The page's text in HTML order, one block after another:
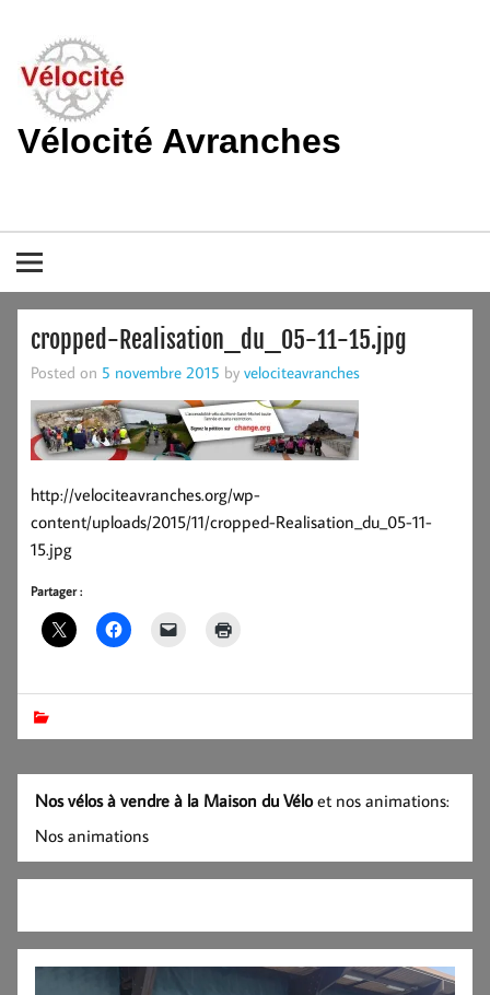
content
Vélocité Avranches
cropped-Realisation_du_05-11-15.jpg
Posted on 5 novembre 2015 by velociteavranches
http://velociteavranches.org/wp-
content/uploads/2015/11/cropped-Realisation_du_05-11-
15.jpg
Partager :
Nos vélos à vendre à la Maison du Véloet nos animations:
Nos animations